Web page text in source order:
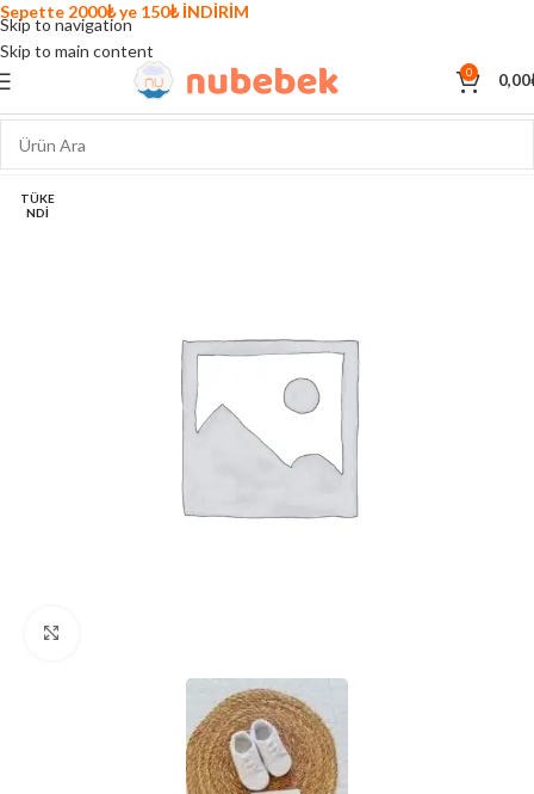
Skip to navigation
Skip to main content
0 0,00
TÜKE
NDI
Sepette 2000₺ ye 150₺ İNDİRİM